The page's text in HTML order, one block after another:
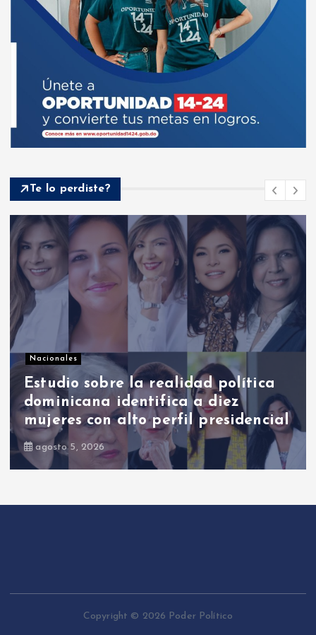
Te lo perdiste?
Nacionales
Ricardo de los Santos asegura que
el PRM saldrá fortalecido y unido
de su proceso interno
agosto 7, 2026
Copyright © 2026 Poder Político